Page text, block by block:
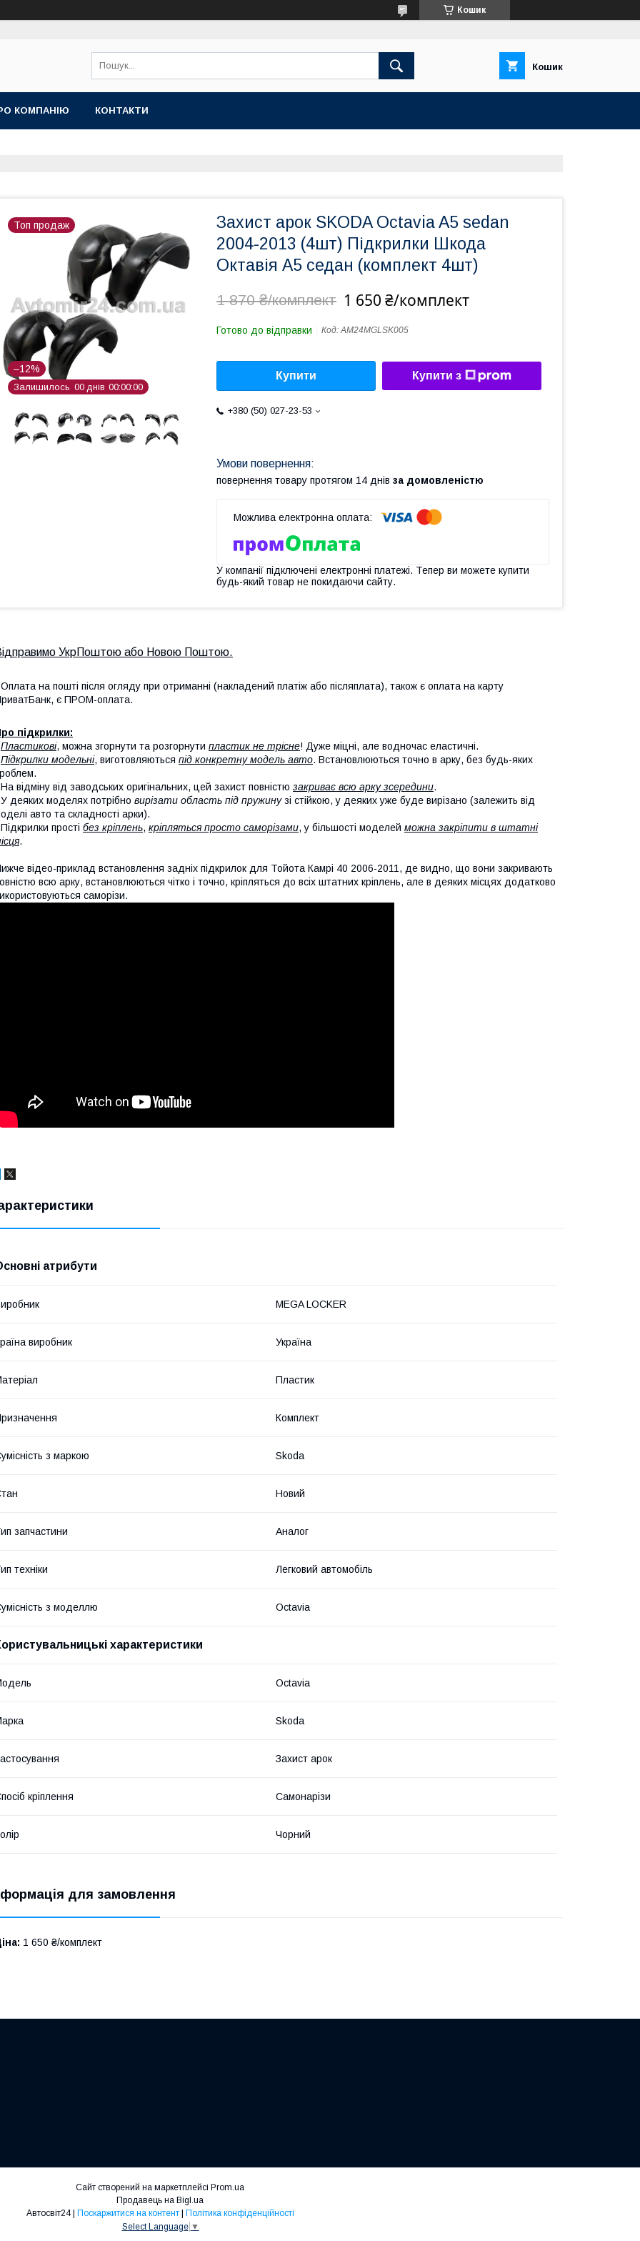
Кошик
Кошик
КОМПАНІЮ КОНТАКТИ
Топ продаж
–12%
Залишилось 00 днів 00 00 00
Захист арок SKODA Octavia A5 sedan
2004-2013 (4шт) Підкрилки Шкода
Октавія А5 седан (комплект 4шт)
1 870 ₴/комплект 1 650 ₴/комплект
Готово до відправки Код:AM24MGLSK005
Купити Купити з
+380 (50) 027-23-53
повернення товару протягом 14 днів за домовленістю
У компанії підключені електронні платежі. Тепер ви можете купити
будь-який товар не покидаючи сайту.
УкрПоштою або Новою Поштою.
на пошті після огляду при отриманні (накладений платіж або післяплата), також є оплата на карту
є ПРОМ-оплата.
підкрилки:
Пластикові, можна згорнути та розгорнути пластик не трісне! Дуже міцні, але водночас еластичні.
Підкрилки модельні, виготовляються під конкретну модель авто. Встановлюються точно в арку, без будь-яких
відміну від заводських оригінальних, цей захист повністю закриває всю арку зсередини.
деяких моделях потрібно вирізати область під пружинузі стійкою, у деяких уже буде вирізано (залежить від
авто та складності арки).
прості без кріплень, кріпляться просто саморізами, у більшості моделей можна закріпити в штатні
.
відео-приклад встановлення задніх підкрилок для Тойота Камрі 40 2006-2011, де видно, що вони закривають
всю арку, встановлюються чітко і точно, кріпляться до всіх штатних кріплень, але в деяких місцях додатково
саморізи.
атрибути
MEGA LOCKER
виробник Україна
Пластик
Комплект
з маркою Skoda
Новий
запчастини Аналог
техніки Легковий автомобіль
з моделлю Octavia
характеристики
Octavia
Skoda
Захист арок
кріплення Самонарізи
Чорний
для замовлення
1 650 ₴/комплект
Сайт створений на маркетплейсі Prom.ua
Продавець на Bigl.ua
Автосвіт24 | Поскаржитися на контент | Політика конфіденційності
Select Language ▼